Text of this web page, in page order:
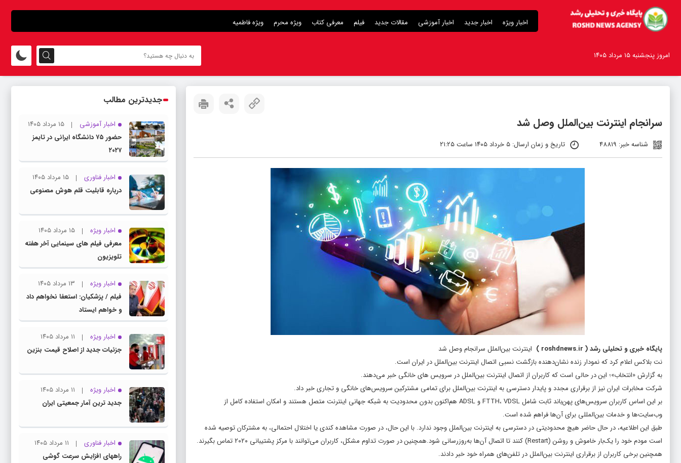
اخبار ویژه اخبار جدید اخبار آموزشی مقالات جدید فیلم معرفی کتاب ویژه محرم ویژه فاطمیه
امروز پنجشنبه ۱۵ مرداد ۱۴۰۵
سرانجام اینترنت بین‌الملل وصل شد
شناسه خبر: 48819 تاریخ و زمان ارسال: ۵ خرداد ۱۴۰۵ ساعت ۲۱:۲۵
پایگاه خبری و تحلیلی رشد(
roshdnews.ir
) اینترنت بین‌الملل سرانجام وصل شد
نت بلاکس اعلام کرد که نمودار زنده نشان‌دهنده بازگشت نسبی اتصال اینترنت بین‌الملل در ایران است.
به گزارش «انتخاب»؛ این در حالی است که کاربران از اتصال اینترنت بین‌الملل در سرویس های خانگی خبر می‌دهند.
شرکت مخابرات ایران نیز از برقراری مجدد و پایدار دسترسی به اینترنت بین‌الملل برای تمامی مشترکین سرویس‌های خانگی و تجاری خبر داد.
بر این اساس کاربران سرویس‌های پهن‌باند ثابت شامل FTTH، VDSL و ADSL هم‌اکنون بدون محدودیت به شبکه جهانی اینترنت متصل هستند و امکان استفاده کامل از
وب‌سایت‌ها و خدمات بین‌المللی برای آن‌ها فراهم شده است.
طبق این اطلاعیه، در حال حاضر هیچ محدودیتی در دسترسی به اینترنت بین‌الملل وجود ندارد. با این حال، در صورت مشاهده کندی یا اختلال احتمالی، به مشترکان توصیه شده
است مودم خود را یک‌بار خاموش و روشن (Restart) کنند تا اتصال آن‌ها به‌روزرسانی شود.همچنین در صورت تداوم مشکل، کاربران می‌توانند با مرکز پشتیبانی ۲۰۲۰ تماس بگیرند.
همچنین برخی کاربران از برقراری اینترنت بین‌الملل در تلفن‌های همراه خود خبر دادند.
جدیدترین مطالب
اخبار آموزشی
۱۵ مرداد ۱۴۰۵
حضور ۷۵ دانشگاه ایرانی در تایمز
۲۰۲۷
اخبار فناوری
۱۵ مرداد ۱۴۰۵
درباره قابلیت قلم هوش مصنوعی
اخبار ویژه
۱۵ مرداد ۱۴۰۵
معرفی فیلم های سینمایی آخر هفته
تلویزیون
اخبار ویژه
۱۳ مرداد ۱۴۰۵
فیلم / پزشکیان: استعفا نخواهم داد
و خواهم ایستاد
اخبار ویژه
۱۱ مرداد ۱۴۰۵
جزئیات جدید از اصلاح قیمت بنزین
اخبار ویژه
۱۱ مرداد ۱۴۰۵
جدید ترین آمار جمعیتی ایران
اخبار فناوری
۱۱ مرداد ۱۴۰۵
راههای افزایش سرعت گوشی